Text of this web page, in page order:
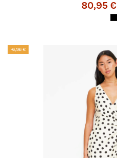
80,95 €
-6,96 €